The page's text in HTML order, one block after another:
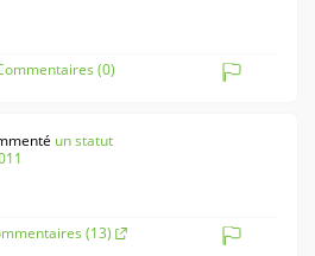
(0)
un statut
(13)